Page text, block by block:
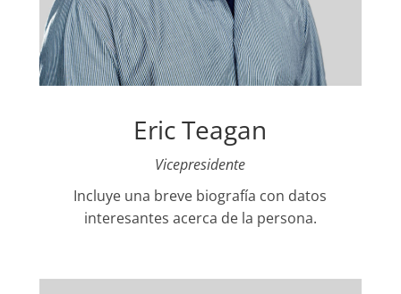
Eric Teagan
Vicepresidente
Incluye una breve biografía con datos
interesantes acerca de la persona.